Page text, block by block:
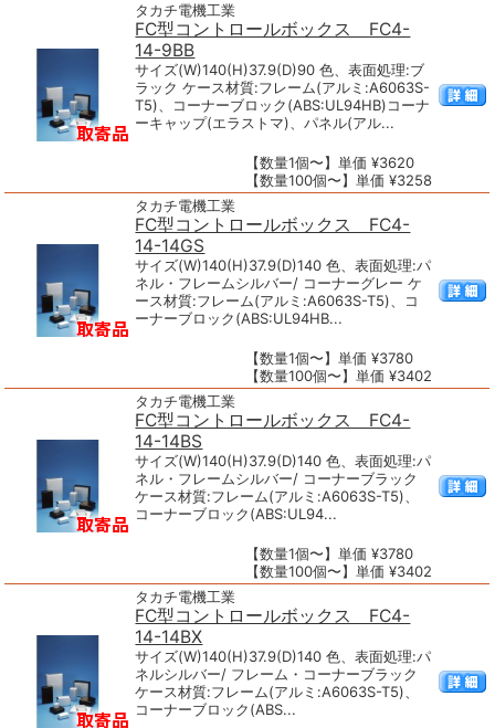
タカチ電機工業
FC型コントロールボックス FC4-
14-9BB
サイズ(W)140(H)37.9(D)90 色、表面処理:ブ
ラック ケース材質:フレーム(アルミ:A6063S-
T5)、コーナーブロック(ABS:UL94HB)コーナ
ーキャップ(エラストマ)、パネル(アル...
【数量1個〜】単価 ¥3620
【数量100個〜】単価 ¥3258
タカチ電機工業
FC型コントロールボックス FC4-
14-14GS
サイズ(W)140(H)37.9(D)140 色、表面処理:パ
ネル・フレームシルバー/ コーナーグレー ケ
ース材質:フレーム(アルミ:A6063S-T5)、コ
ーナーブロック(ABS:UL94HB...
【数量1個〜】単価 ¥3780
【数量100個〜】単価 ¥3402
タカチ電機工業
FC型コントロールボックス FC4-
14-14BS
サイズ(W)140(H)37.9(D)140 色、表面処理:パ
ネル・フレームシルバー/ コーナーブラック
ケース材質:フレーム(アルミ:A6063S-T5)、
コーナーブロック(ABS:UL94...
【数量1個〜】単価 ¥3780
【数量100個〜】単価 ¥3402
タカチ電機工業
FC型コントロールボックス FC4-
14-14BX
サイズ(W)140(H)37.9(D)140 色、表面処理:パ
ネルシルバー/ フレーム・コーナーブラック
ケース材質:フレーム(アルミ:A6063S-T5)、
コーナーブロック(ABS...